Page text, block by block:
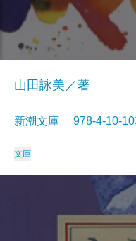
山田詠美／著
新潮文庫 978-4-10-
文庫